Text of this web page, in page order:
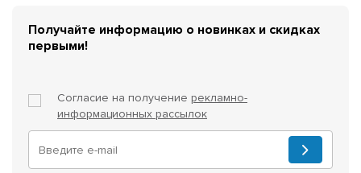
Получайте информацию о новинках и скидках
первыми!
Согласие на получение рекламно-
информационных рассылок